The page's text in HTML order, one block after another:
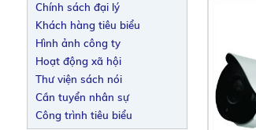
Chính sách đại lý
Khách hàng tiêu biểu
Hình ảnh công ty
Hoạt động xã hội
Thư viện sách nói
Cần tuyển nhân sự
Công trình tiêu biểu